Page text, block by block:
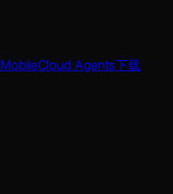
MobileCloud Agents下载